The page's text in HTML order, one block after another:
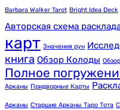
Barbara Walker Tarot Bright Idea Deck
Авторская схема
карт Значения рун
книга Обзор Колоды
Полное
Арканы Придворные Карты
Арканы Старшие Арканы Таро Тота